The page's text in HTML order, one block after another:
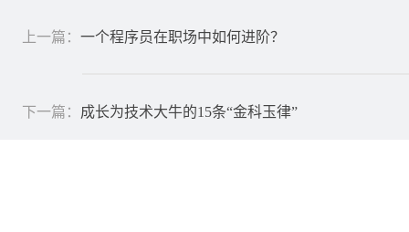
上一篇： 一个程序员在职场中如何进阶？
下一篇： 成长为技术大牛的15条“金科玉律”